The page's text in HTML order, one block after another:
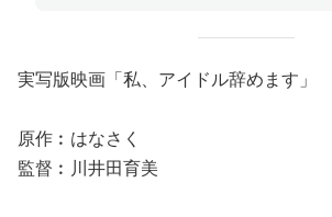
実写版映画「私、アイドル辞めます」
原作︰はなさく
監督︰川井田育美